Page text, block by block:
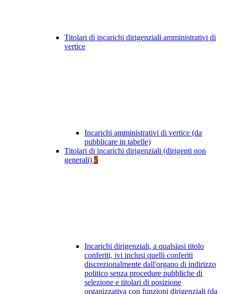
Titolari di incarichi dirigenziali amministrativi di
vertice
Incarichi amministrativi di vertice (da
pubblicare in tabelle)
Titolari di incarichi dirigenziali (dirigenti non
generali) 5
Incarichi dirigenziali, a qualsiasi titolo
conferiti, ivi inclusi quelli conferiti
discrezionalmente dall'organo di indirizzo
politico senza procedure pubbliche di
selezione e titolari di posizione
organizzativa con funzioni dirigenziali (da